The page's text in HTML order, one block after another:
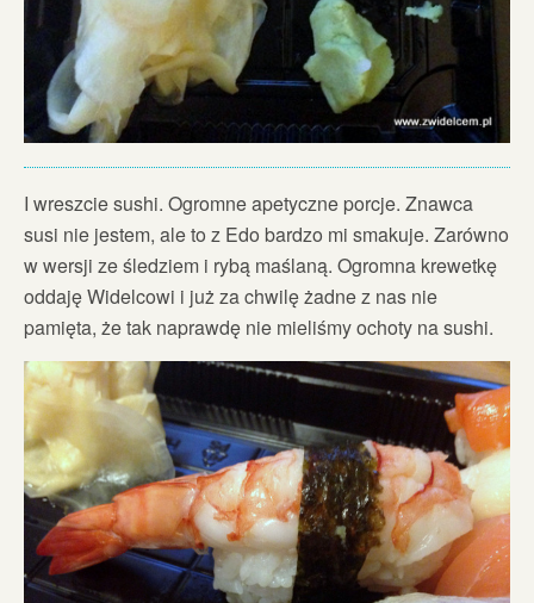
I wreszcie sushi. Ogromne apetyczne porcje. Znawca
susi nie jestem, ale to z Edo bardzo mi smakuje. Zarówno
w wersji ze śledziem i rybą maślaną. Ogromna krewetkę
oddaję Widelcowi i już za chwilę żadne z nas nie
pamięta, że tak naprawdę nie mieliśmy ochoty na sushi.